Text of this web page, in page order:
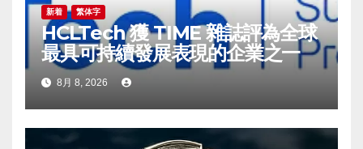
新着 繁体字
HCLTech 獲 TIME 雜誌評為全球
最具可持續發展表現的企業之一
8月 8, 2026